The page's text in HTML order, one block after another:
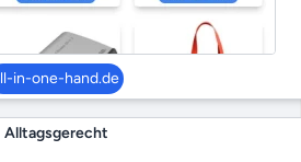
in-one-hand.de
Alltagsgerecht